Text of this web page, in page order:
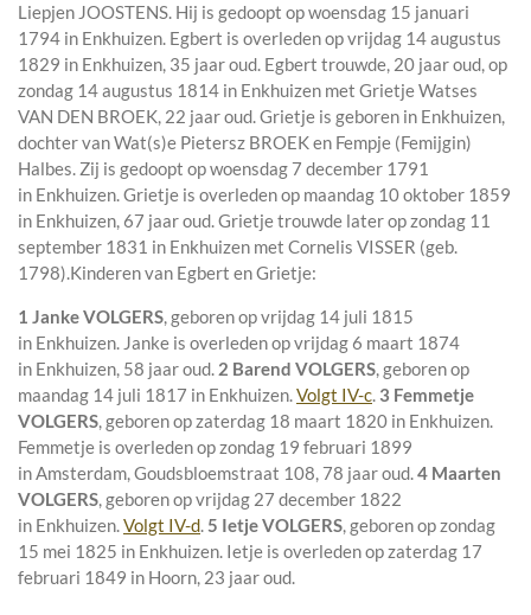
Liepjen JOOSTENS. Hij is gedoopt op woensdag 15 januari
1794 in Enkhuizen. Egbert is overleden op vrijdag 14 augustus
1829 in Enkhuizen, 35 jaar oud. Egbert trouwde, 20 jaar oud, op
zondag 14 augustus 1814 in Enkhuizen met Grietje Watses
VAN DEN BROEK, 22 jaar oud. Grietje is geboren in Enkhuizen,
dochter vanWat(s)e Pietersz BROEK en Fempje (Femijgin)
Halbes. Zij is gedoopt op woensdag 7 december 1791
in Enkhuizen. Grietje is overleden op maandag 10 oktober 1859
in Enkhuizen, 67 jaar oud. Grietje trouwde later op zondag 11
september 1831 in Enkhuizen met Cornelis VISSER (geb.
1798).Kinderen van Egbert en Grietje:
1 Janke VOLGERS, geboren op vrijdag 14 juli 1815
in Enkhuizen. Janke is overleden op vrijdag 6 maart 1874
in Enkhuizen, 58 jaar oud. 2 Barend VOLGERS, geboren op
maandag 14 juli 1817 in Enkhuizen.Volgt IV-c. 3 Femmetje
VOLGERS, geboren op zaterdag 18 maart 1820 in Enkhuizen.
Femmetje is overleden op zondag 19 februari 1899
inAmsterdam, Goudsbloemstraat 108, 78 jaar oud.4 Maarten
VOLGERS, geboren op vrijdag 27 december 1822
in Enkhuizen.Volgt IV-d.5 Ietje VOLGERS, geboren op zondag
15 mei 1825 in Enkhuizen. Ietje is overleden op zaterdag 17
februari 1849 in Hoorn, 23 jaar oud.